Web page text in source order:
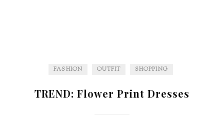
FASHION OUTFIT SHOPPING
TREND: Flower Print Dresses